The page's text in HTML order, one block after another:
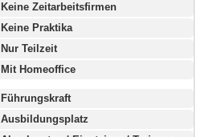
Keine Zeitarbeitsfirmen
Keine Praktika
Nur Teilzeit
Mit Homeoffice
Führungskraft
Ausbildungsplatz